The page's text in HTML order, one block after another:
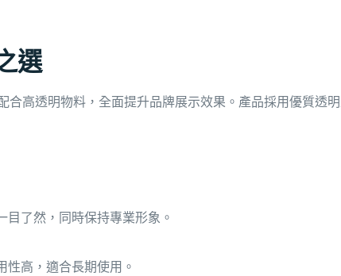
選
合高透明物料，全面提升品牌展示效果。產品採用優質透
了然，同時保持專業形象。
高，適合長期使用。